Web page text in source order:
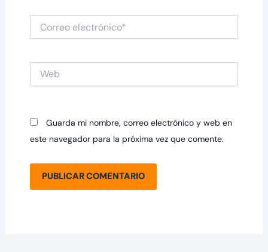
electrónico*
Guarda mi nombre, correo electrónico y web en
este navegador para la próxima vez que comente.